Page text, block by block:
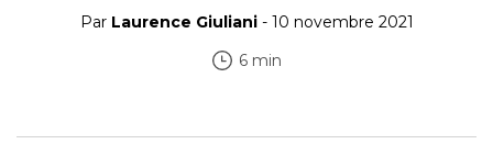
Par Laurence Giuliani- 10 novembre 2021
6 min